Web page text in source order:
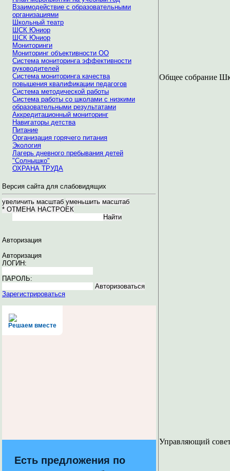
Взаимодействие с образовательными
организациями
Школьный театр
ШСК Юниор
ШСК Юниор
Мониторинги
Мониторинг объективности ОО
Система мониторинга эффективности
руководителей
Система мониторинга качества
повышения квалификации педагогов
Система методической работы
Система работы со школами с низкими
образовательными результатами
Аккредитационный мониторинг
Навигаторы детства
Питание
Организация горячего питания
Экология
Лагерь дневного пребывания детей
"Солнышко"
ОХРАНА ТРУДА
Версия сайта для слабовидящих
Авторизация
Авторизация
ЛОГИН:
ПАРОЛЬ:
Зарегистрироваться
Решаем вместе
Есть предложения по
Общее собрание
Управляющий